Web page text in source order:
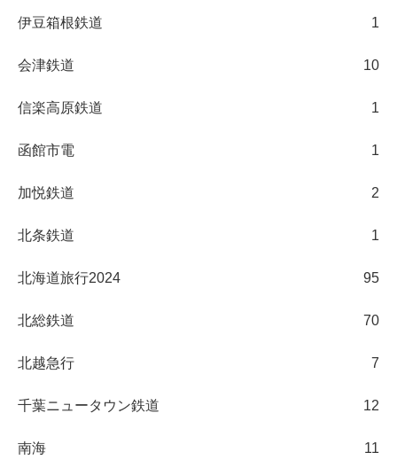
伊豆箱根鉄道 1
会津鉄道 10
信楽高原鉄道 1
函館市電 1
加悦鉄道 2
北条鉄道 1
北海道旅行2024 95
北総鉄道 70
北越急行 7
千葉ニュータウン鉄道 12
南海 11